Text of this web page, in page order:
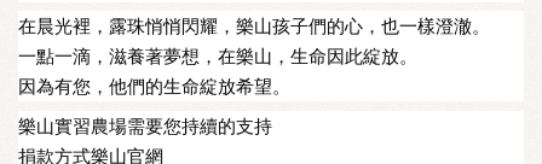
在晨光裡，露珠悄悄閃耀，樂山孩子們的心，也一樣澄澈。
一點一滴，滋養著夢想，在樂山，生命因此綻放。
因為有您，他們的生命綻放希望。
樂山實習農場需要您持續的支持
捐款方式樂山官網